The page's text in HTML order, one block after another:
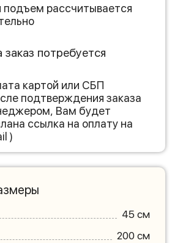
подъем рассчитывается
потребуется
картой или СБП
подтверждения заказа
Вам будет
ссылка на оплату на
)
45 см
200 см